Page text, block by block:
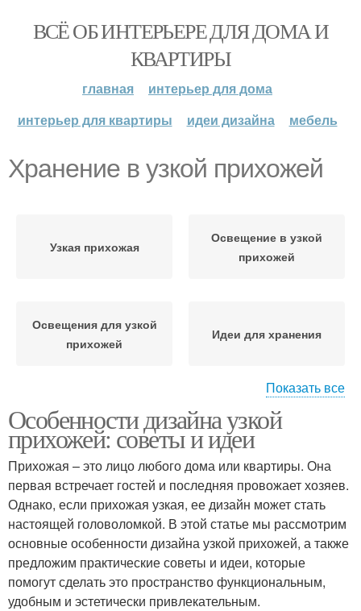
ВСЁ ОБ ИНТЕРЬЕРЕ ДЛЯ ДОМА И
КВАРТИРЫ
главная
интерьер для дома
интерьер для квартиры
идеи дизайна мебель
Хранение в узкой прихожей
Узкая прихожая
Освещение в узкой
прихожей
Освещения для узкой
прихожей
Идеи для хранения
Гамма для узкой
прихожей
Прихожая с помощью
Светы в прихожей
Выключатели в
прихожей
Освещения в прихожей Узкая мебель
Показать все
Особенности дизайна узкой
прихожей: советы и идеи
Прихожая – это лицо любого дома или квартиры. Она
первая встречает гостей и последняя провожает хозяев.
Однако, если прихожая узкая, ее дизайн может стать
настоящей головоломкой. В этой статье мы рассмотрим
основные особенности дизайна узкой прихожей, а также
предложим практические советы и идеи, которые
помогут сделать это пространство функциональным,
удобным и эстетически привлекательным.